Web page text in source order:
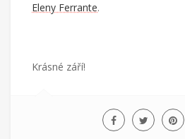
Eleny Ferrante.
Krásné září!